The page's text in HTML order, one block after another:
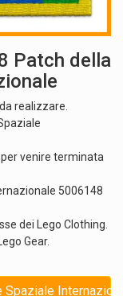
Patch della
realizzare.
venire terminata
5006148
dei Lego Clothing.
Gear.